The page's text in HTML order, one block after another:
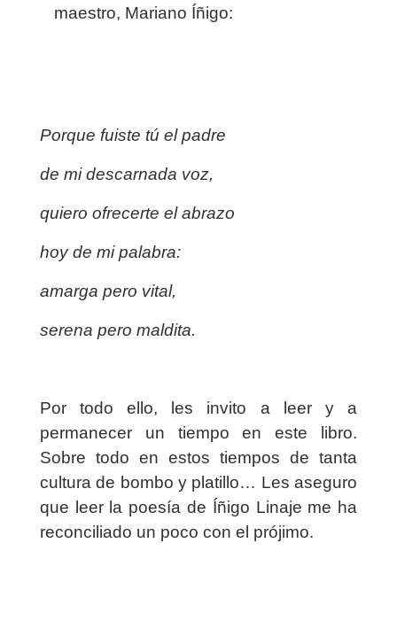
maestro, Mariano Íñigo:
Porque fuiste tú el padre
de mi descarnada voz,
quiero ofrecerte el abrazo
hoy de mi palabra:
amarga pero vital,
serena pero maldita.
Por todo ello, les invito a leer y a
permanecer un tiempo en este libro.
Sobre todo en estos tiempos de tanta
cultura de bombo y platillo… Les aseguro
que leer la poesía de Íñigo Linaje me ha
reconciliado un poco con el prójimo.